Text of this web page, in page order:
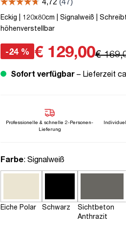
Eckig | 120x80cm | Signalweiß |
höhenverstellbar
-24 % € 129,00€
Sofort verfügbar– Lieferzeit
Professionelle & schnelle 2-Personen-
Lieferung
Farbeauswählen
: Signalweiß
Eiche Polar Schwarz
Sichtbeton
Anthrazit